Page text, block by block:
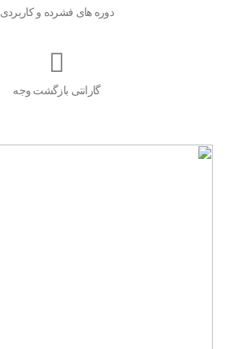
دوره های فشرده و کاربردی
گارانتی بازگشت وجه